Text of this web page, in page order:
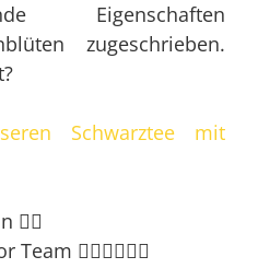
Eigenschaften
zugeschrieben.
Schwarztee mit
🙋‍♀️
🙋‍♂️🙋‍♂️🙋‍♂️